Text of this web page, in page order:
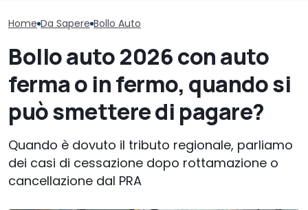
Home Da Sapere Bollo Auto
Bollo auto 2026 con auto
ferma o in fermo, quando si
può smettere di pagare?
Quando è dovuto il tributo regionale, parliamo
dei casi di cessazione dopo rottamazione o
cancellazione dal PRA